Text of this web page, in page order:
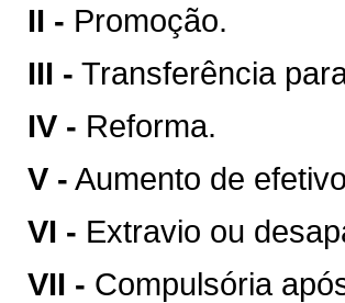
II - Promoção.
III - Transferência
IV - Reforma.
V - Aumento de
VI - Extravio ou
VII - Compulsória